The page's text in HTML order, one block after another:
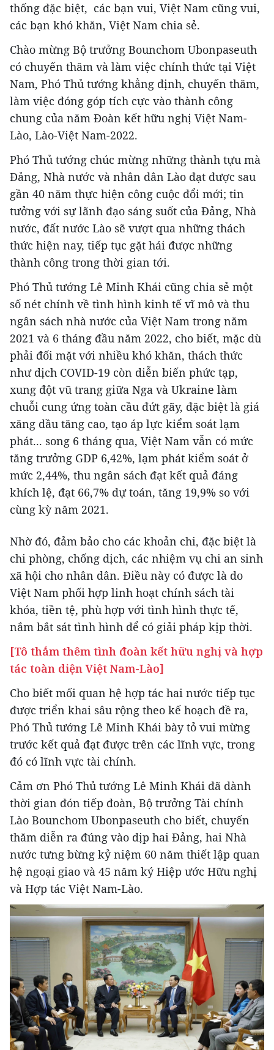
thống đặc biệt, các bạn vui, Việt Nam cũng vui,
các bạn khó khăn, Việt Nam chia sẻ.
Chào mừng Bộ trưởng Bounchom Ubonpaseuth
có chuyến thăm và làm việc chính thức tại Việt
Nam, Phó Thủ tướng khẳng định, chuyến thăm,
làm việc đóng góp tích cực vào thành công
chung của năm Đoàn kết hữu nghị Việt Nam-
Lào, Lào-Việt Nam-2022.
Phó Thủ tướng chúc mừng những thành tựu mà
Đảng, Nhà nước và nhân dân Lào đạt được sau
gần 40 năm thực hiện công cuộc đổi mới; tin
tưởng với sự lãnh đạo sáng suốt của Đảng, Nhà
nước, đất nước Lào sẽ vượt qua những thách
thức hiện nay, tiếp tục gặt hái được những
thành công trong thời gian tới.
Phó Thủ tướng Lê Minh Khái cũng chia sẻ một
số nét chính về tình hình kinh tế vĩ mô và thu
ngân sách nhà nước của Việt Nam trong năm
2021 và 6 tháng đầu năm 2022, cho biết, mặc dù
phải đối mặt với nhiều khó khăn, thách thức
như dịch COVID-19 còn diễn biến phức tạp,
xung đột vũ trang giữa Nga và Ukraine làm
chuỗi cung ứng toàn cầu đứt gãy, đặc biệt là giá
xăng dầu tăng cao, tạo áp lực kiểm soát lạm
phát... song 6 tháng qua, Việt Nam vẫn có mức
tăng trưởng GDP 6,42%, lạm phát kiểm soát ở
mức 2,44%, thu ngân sách đạt kết quả đáng
khích lệ, đạt 66,7% dự toán, tăng 19,9% so với
cùng kỳ năm 2021.
Nhờ đó, đảm bảo cho các khoản chi, đặc biệt là
chi phòng, chống dịch, các nhiệm vụ chi an sinh
xã hội cho nhân dân. Điều này có được là do
Việt Nam phối hợp linh hoạt chính sách tài
khóa, tiền tệ, phù hợp với tình hình thực tế,
nắm bắt sát tình hình để có giải pháp kịp thời.
[Tô thắm thêm tình đoàn kết hữu nghị và hợp
tác toàn diện Việt Nam-Lào]
Cho biết mối quan hệ hợp tác hai nước tiếp tục
được triển khai sâu rộng theo kế hoạch đề ra,
Phó Thủ tướng Lê Minh Khái bày tỏ vui mừng
trước kết quả đạt được trên các lĩnh vực, trong
đó có lĩnh vực tài chính.
Cảm ơn Phó Thủ tướng Lê Minh Khái đã dành
thời gian đón tiếp đoàn, Bộ trưởng Tài chính
Lào Bounchom Ubonpaseuth cho biết, chuyến
thăm diễn ra đúng vào dịp hai Đảng, hai Nhà
nước tưng bừng kỷ niệm 60 năm thiết lập quan
hệ ngoại giao và 45 năm ký Hiệp ước Hữu nghị
và Hợp tác Việt Nam-Lào.